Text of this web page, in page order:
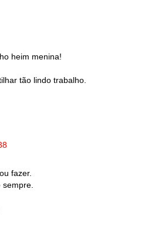
heim menina!
tão lindo trabalho.
fazer.